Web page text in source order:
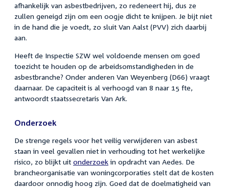
afhankelijk van asbestbedrijven, zo redeneert hij, dus ze
zullen geneigd zijn om een oogje dicht te knijpen. Je bijt niet
in de hand die je voedt, zo sluit Van Aalst (PVV) zich daarbij
aan.
Heeft de Inspectie SZW wel voldoende mensen om goed
toezicht te houden op de arbeidsomstandigheden in de
asbestbranche? Onder anderen Van Weyenberg (D66) vraagt
daarnaar. De capaciteit is al verhoogd van 8 naar 15 fte,
antwoordt staatssecretaris Van Ark.
Onderzoek
De strenge regels voor het veilig verwijderen van asbest
staan in veel gevallen niet in verhouding tot het werkelijke
risico, zo blijkt uit onderzoekin opdracht van Aedes. De
brancheorganisatie van woningcorporaties stelt dat de kosten
daardoor onnodig hoog zijn. Goed dat de doelmatigheid van